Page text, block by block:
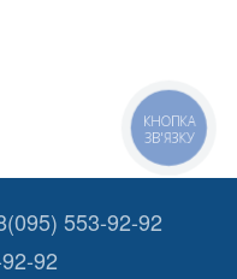
553-92-92
92
КНОПКА
ЗВ'ЯЗКУ